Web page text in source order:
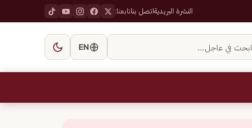
النشرة البريديةاتصل بناتابعنا:
ابحث في عاجل… EN